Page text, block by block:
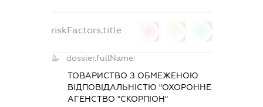
riskFactors.title
dossier.fullName:
ТОВАРИСТВО З ОБМЕЖЕНОЮ
ВІДПОВІДАЛЬНІСТЮ "ОХОРОННЕ
АГЕНСТВО "СКОРПІОН"